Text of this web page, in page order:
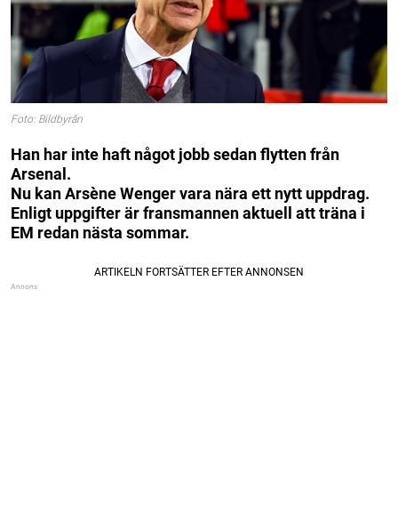
Foto: Bildbyrån
Han har inte haft något jobb sedan flytten från
Arsenal.
Nu kan Arsène Wenger vara nära ett nytt uppdrag.
Enligt uppgifter är fransmannen aktuell att träna i
EM redan nästa sommar.